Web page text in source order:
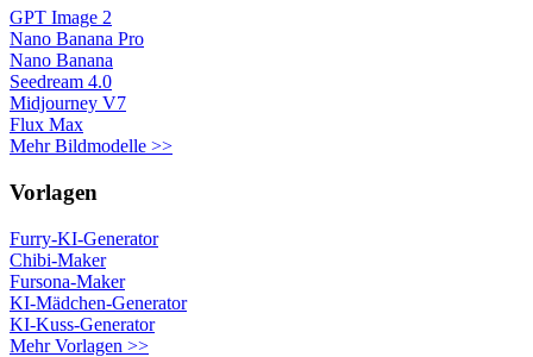
GPT Image 2
Nano Banana Pro
Nano Banana
Seedream 4.0
Midjourney V7
Flux Max
Mehr Bildmodelle >>
Vorlagen
Furry-KI-Generator
Chibi-Maker
Fursona-Maker
KI-Mädchen-Generator
KI-Kuss-Generator
Mehr Vorlagen >>